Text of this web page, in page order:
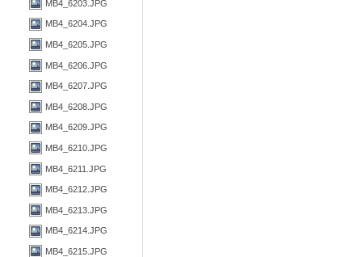
MB4_6203.JPG
MB4_6204.JPG
MB4_6205.JPG
MB4_6206.JPG
MB4_6207.JPG
MB4_6208.JPG
MB4_6209.JPG
MB4_6210.JPG
MB4_6211.JPG
MB4_6212.JPG
MB4_6213.JPG
MB4_6214.JPG
MB4_6215.JPG